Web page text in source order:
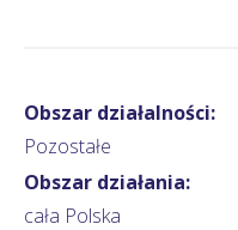
Obszar działalności:
Pozostałe
Obszar działania:
cała Polska